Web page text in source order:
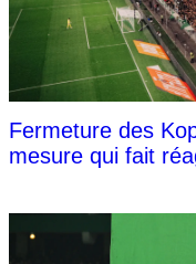
Fermeture des
mesure qui fait